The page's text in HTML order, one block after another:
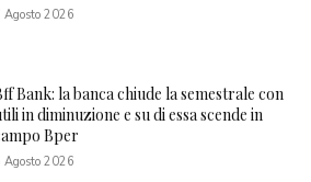
Agosto 2026
Bank: la banca chiude la semestrale con
in diminuzione e su di essa scende in
Bper
Agosto 2026